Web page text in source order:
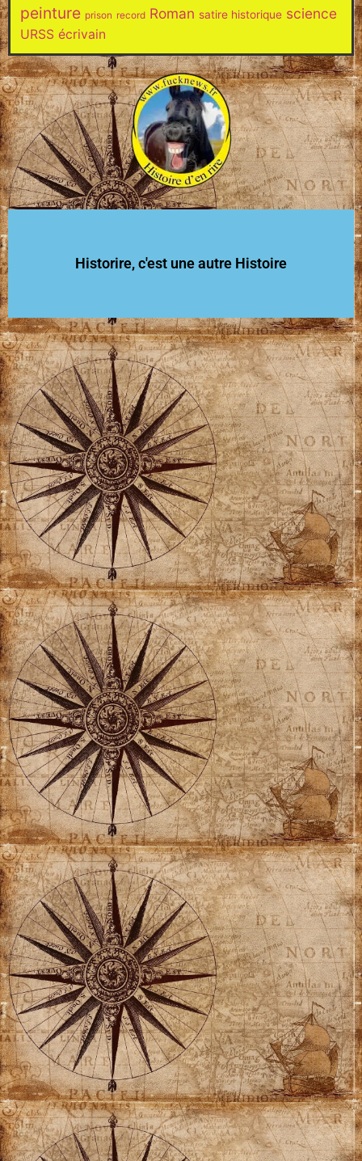
peinture prison record Roman satire historique science
URSS écrivain
Historire, c'est une autre Histoire